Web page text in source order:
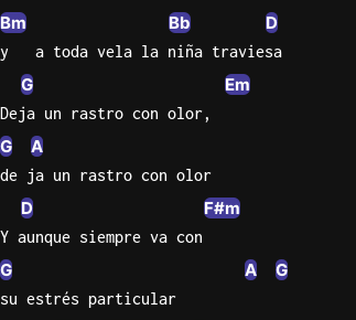
Bm Bb D
y   a toda vela la niña traviesa
G Em
Deja un rastro con olor,
G A
de ja un rastro con olor
D F#m
Y aunque siempre va con
G A G
su estrés particular